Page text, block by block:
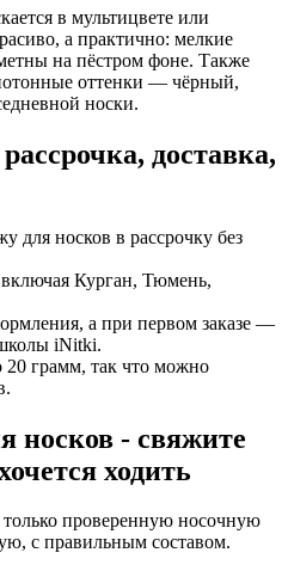
в мультицвете или
а практично: мелкие
на пёстром фоне. Также
оттенки — чёрный,
носки.
доставка,
для носков в рассрочку без
Курган, Тюмень,
, а при первом заказе —
школы iNitki.
20 грамм, так что можно
носков - свяжите
ходить
проверенную носочную
с правильным составом.